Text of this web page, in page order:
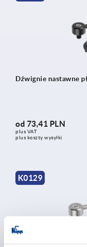
Dźwignie nastawne
od 73,41 PLN
plus VAT
plus koszty wysyłki
K0129